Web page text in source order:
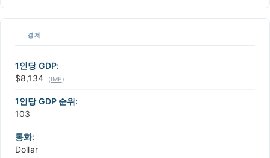
경제
1인당 GDP:
$8,134
(IMF)
1인당 GDP 순위:
103
통화:
Dollar